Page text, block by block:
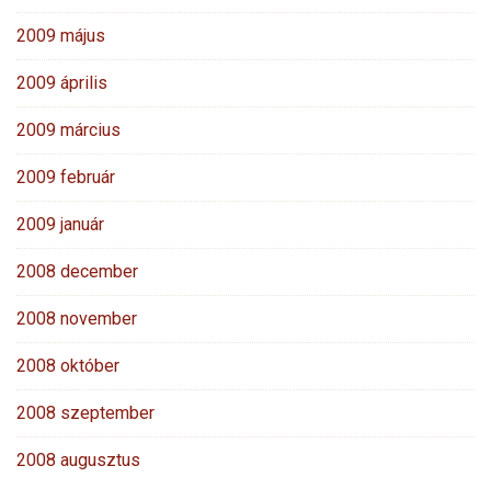
2009 május
2009 április
2009 március
2009 február
2009 január
2008 december
2008 november
2008 október
2008 szeptember
2008 augusztus